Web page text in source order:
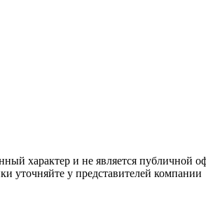
характер и не является публичной
уточняйте у представителей компании